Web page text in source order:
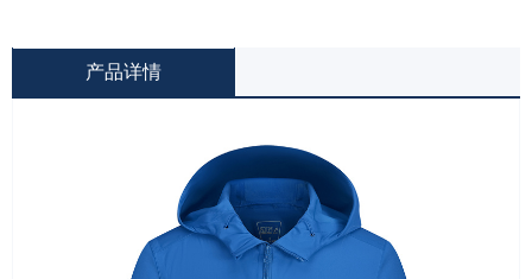
产品详情